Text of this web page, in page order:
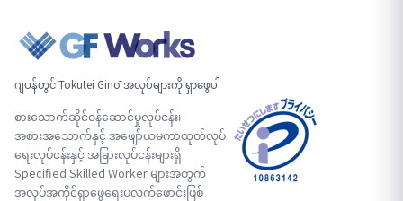
ဂျပန်တွင် Tokutei Ginō အလုပ်များကို ရှာဖွေပါ
စားသောက်ဆိုင်ဝန်ဆောင်မှုလုပ်ငန်း၊
အစားအသောက်နှင့် အဖျော်ယမကာထုတ်လုပ်
ရေးလုပ်ငန်းနှင့် အခြားလုပ်ငန်းများရှိ
Specified Skilled Worker များအတွက်
အလုပ်အကိုင်ရှာဖွေရေးပလက်ဖောင်းဖြစ်